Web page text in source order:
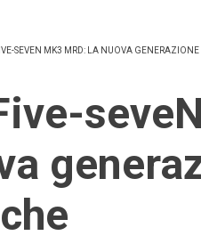
SEVEN MK3 MRD: LA NUOVA GENERAZIONE